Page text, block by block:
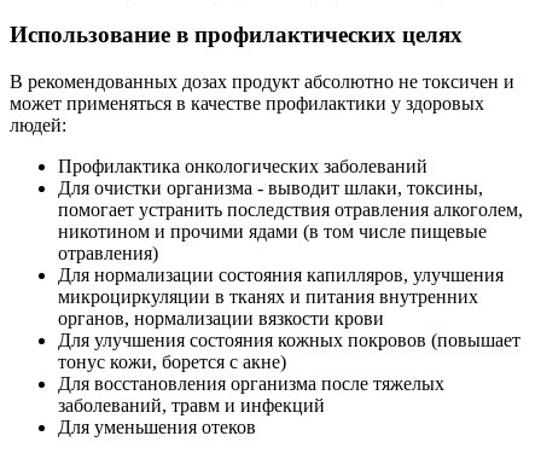
Использование в профилактических целях
В рекомендованных дозах продукт абсолютно не токсичен и
может применяться в качестве профилактики у здоровых
людей:
Профилактика онкологических заболеваний
Для очистки организма - выводит шлаки, токсины,
помогает устранить последствия отравления алкоголем,
никотином и прочими ядами (в том числе пищевые
отравления)
Для нормализации состояния капилляров, улучшения
микроциркуляции в тканях и питания внутренних
органов, нормализации вязкости крови
Для улучшения состояния кожных покровов (повышает
тонус кожи, борется с акне)
Для восстановления организма после тяжелых
заболеваний, травм и инфекций
Для уменьшения отеков